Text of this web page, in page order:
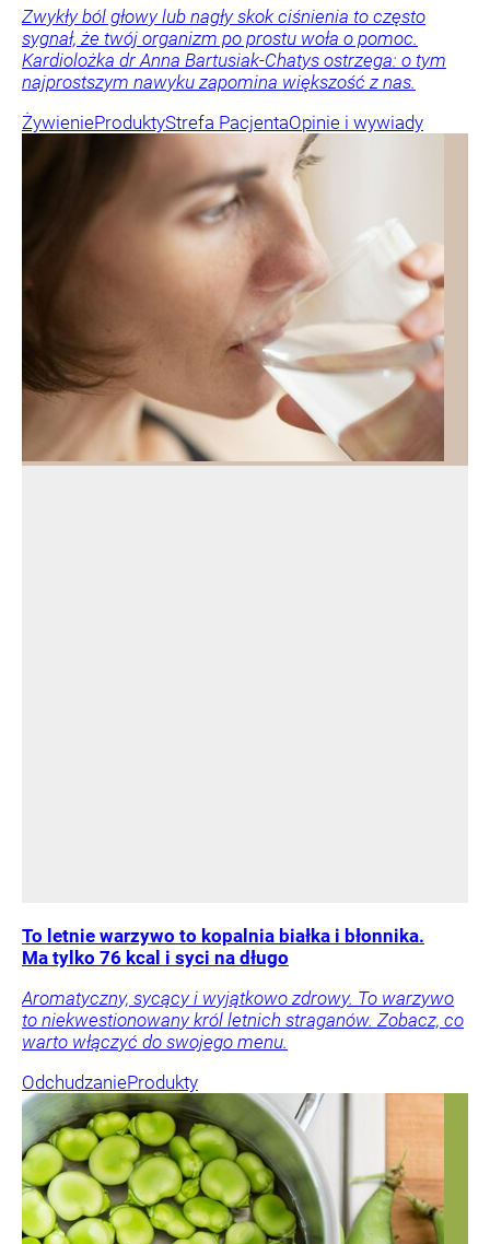
Zwykły ból głowy lub nagły skok ciśnienia to często
sygnał, że twój organizm po prostu woła o pomoc.
Kardiolożka dr Anna Bartusiak-Chatys ostrzega: o tym
najprostszym nawyku zapomina większość z nas.
ŻywienieProduktyStrefa PacjentaOpinie i wywiady
To letnie warzywo to kopalnia białka i błonnika.
Ma tylko 76 kcal i syci na długo
Aromatyczny, sycący i wyjątkowo zdrowy. To warzywo
to niekwestionowany król letnich straganów. Zobacz, co
warto włączyć do swojego menu.
OdchudzanieProdukty